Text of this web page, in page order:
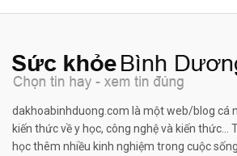
dakhoabinhduong.com là một web/blog cá
kiến thức về y học, công nghệ và kiến thức...
học thêm nhiều kinh nghiệm trong cuộc